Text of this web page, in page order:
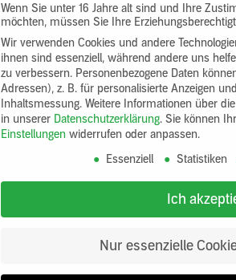
Wenn Sie unter 16 Jahre alt sind und Ihre
möchten, müssen Sie Ihre
Wir verwenden Cookies und andere
ihnen sind essenziell, während andere uns
zu verbessern. Personenbezogene Daten
Adressen), z. B. für personalisierte Anzeigen
Inhaltsmessung. Weitere Informationen über
in unserer Datenschutzerklärung. Sie können
Einstellungen widerrufen oder anpassen.
Essenziell
Statistiken
Ich
Nur essenzielle